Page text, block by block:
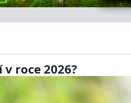
roce 2026?